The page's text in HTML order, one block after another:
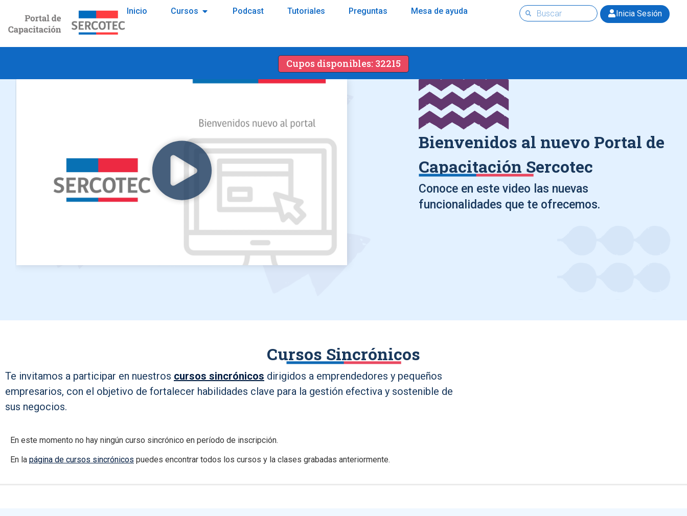
Inicio Cursos Podcast Tutoriales Preguntas Mesa de ayuda Inicia Sesión
Cupos disponibles: 32215
Bienvenidos al nuevo Portal de
Capacitación Sercotec
Conoce en este video las nuevas
funcionalidades que te ofrecemos.
Cursos Sincrónicos
Te invitamos a participar en nuestros cursos sincrónicos dirigidos a emprendedores y pequeños
empresarios, con el objetivo de fortalecer habilidades clave para la gestión efectiva y sostenible de
sus negocios.
En este momento no hay ningún curso sincrónico en período de inscripción.
En la página de cursos sincrónicos puedes encontrar todos los cursos y la clases grabadas anteriormente.